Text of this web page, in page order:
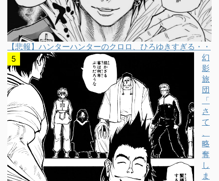
【悲報】ハンターハンターのクロロ、ひろゆきすぎる・・
幻
影
旅
団
「
さ
て
、
略
奪
し
ま